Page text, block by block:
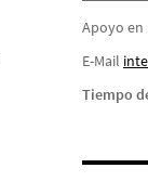
Apoyo en
E-Mail i
Tiempo